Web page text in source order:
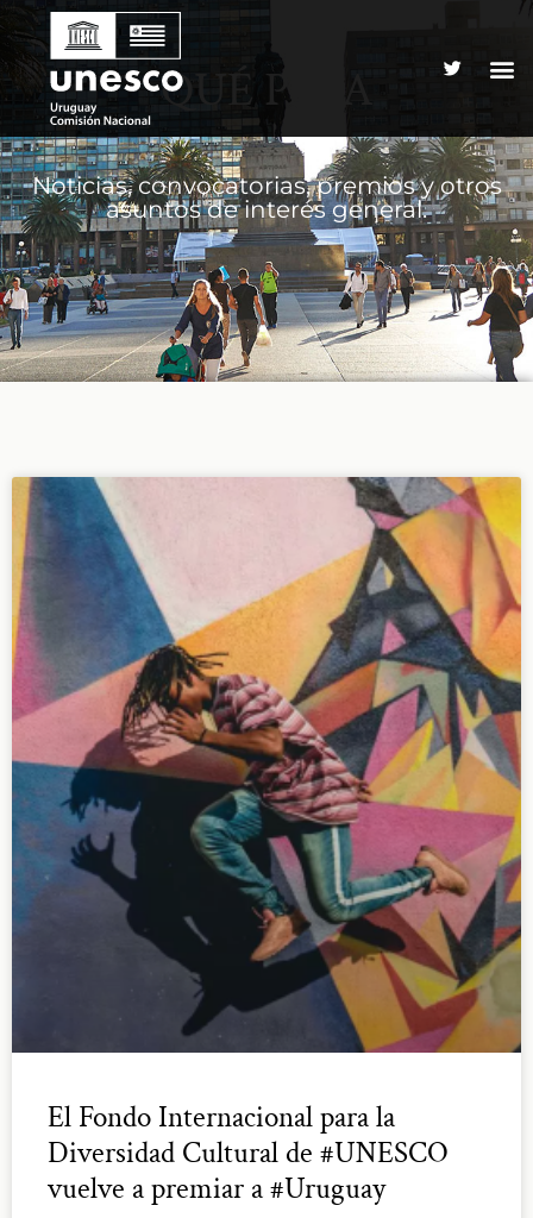
QUÉ PASA
Noticias, convocatorias, premios y otros
asuntos de interés general.
El Fondo Internacional para la
Diversidad Cultural de #UNESCO
vuelve a premiar a #Uruguay